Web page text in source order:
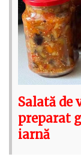
Salată de
preparat
iarnă